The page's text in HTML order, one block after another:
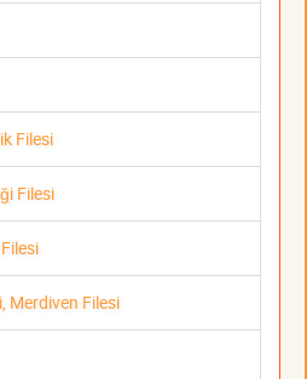
Filesi
Filesi
Merdiven Filesi